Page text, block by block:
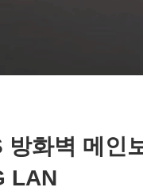
방화벽 메인
LAN